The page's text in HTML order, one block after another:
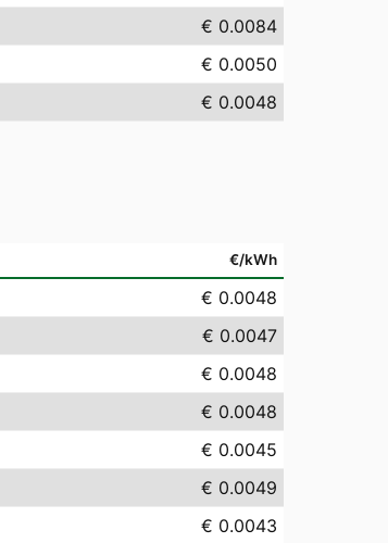
€ 0.0084
€ 0.0050
€ 0.0048
€/kWh
€ 0.0048
€ 0.0047
€ 0.0048
€ 0.0048
€ 0.0045
€ 0.0049
€ 0.0043